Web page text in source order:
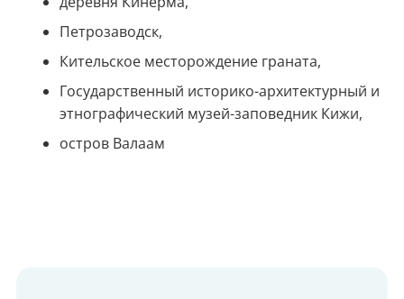
Петрозаводск,
Кительское месторождение граната,
Государственный историко-архитектурный и
этнографический музей-заповедник Кижи,
остров Валаам